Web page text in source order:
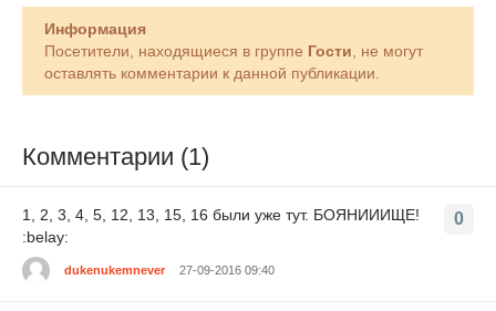
Информация
Посетители, находящиеся в группе Гости , не могут
оставлять комментарии к данной публикации.
Комментарии (1)
0
1, 2, 3, 4, 5, 12, 13, 15, 16 были уже тут. БОЯНИИИЩЕ!
:belay:
dukenukemnever 27-09-2016 09:40